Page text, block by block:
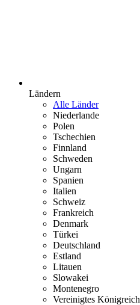
Ländern
Alle Länder
Niederlande
Polen
Tschechien
Finnland
Schweden
Ungarn
Spanien
Italien
Schweiz
Frankreich
Denmark
Türkei
Deutschland
Estland
Litauen
Slowakei
Montenegro
Vereinigtes Königreich